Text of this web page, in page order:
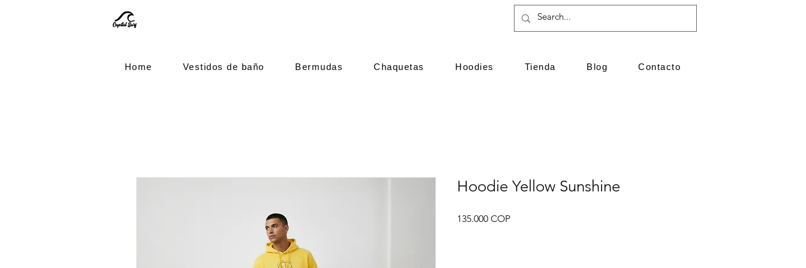
Home Vestidos de baño Bermudas Chaquetas Hoodies Tienda Blog Contacto
Hoodie Yellow Sunshine
135.000 COPPrecio